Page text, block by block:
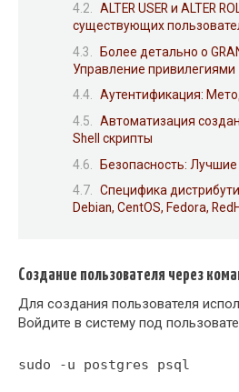
ALTER USER и ALTER
существующих
Более детально о
Управление привилегиями
Аутентификация:
Автоматизация
Shell скрипты
Безопасность: Лучшие
Специфика
Debian, CentOS, Fedora,
Создание пользователя через
Для создания пользователя
Войдите в систему под
sudo -u postgres psql